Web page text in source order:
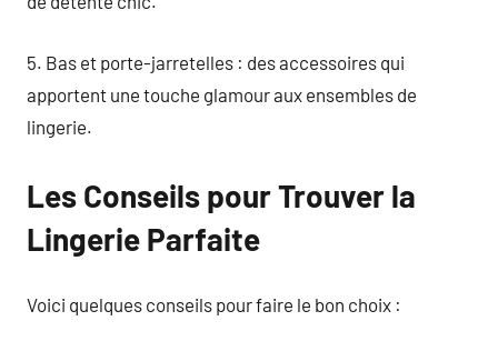
5. Bas et porte-jarretelles : des accessoires qui
apportent une touche glamour aux ensembles de
lingerie.
Les Conseils pour Trouver la
Lingerie Parfaite
Voici quelques conseils pour faire le bon choix :